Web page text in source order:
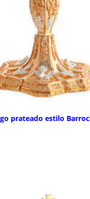
prateado estilo